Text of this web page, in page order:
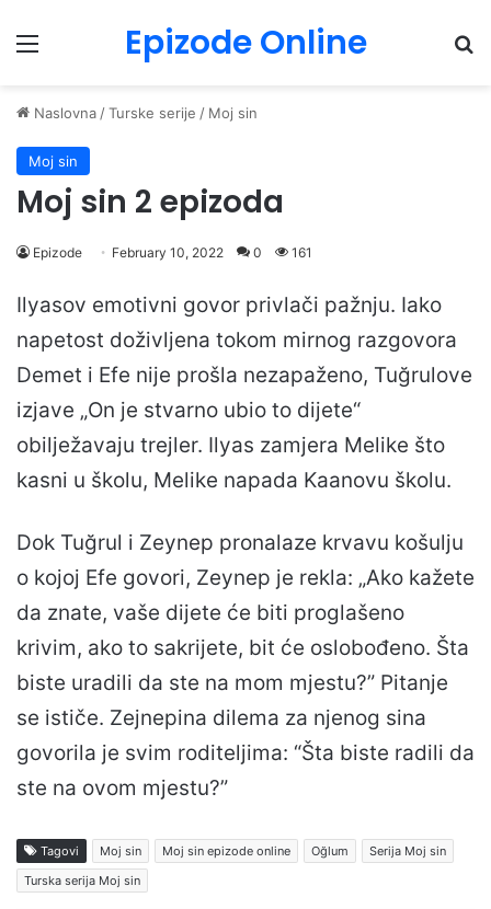
Menu Epizode Online
Naslovna /Turske serije / Moj sin
Moj sin
Moj sin 2 epizoda
Epizode February 10, 2022 0 161
Ilyasov emotivni govor privlači pažnju. Iako
napetost doživljena tokom mirnog razgovora
Demet i Efe nije prošla nezapaženo, Tuğrulove
izjave „On je stvarno ubio to dijete“
obilježavaju trejler. Ilyas zamjera Melike što
kasni u školu, Melike napada Kaanovu školu.
Dok Tuğrul i Zeynep pronalaze krvavu košulju
o kojoj Efe govori, Zeynep je rekla: „Ako kažete
da znate, vaše dijete će biti proglašeno
krivim, ako to sakrijete, bit će oslobođeno. Šta
biste uradili da ste na mom mjestu?” Pitanje
se ističe. Zejnepina dilema za njenog sina
govorila je svim roditeljima: “Šta biste radili da
ste na ovom mjestu?”
Tagovi Moj sin Moj sin epizode online Oğlum
Serija Moj sin
Turska serija Moj sin